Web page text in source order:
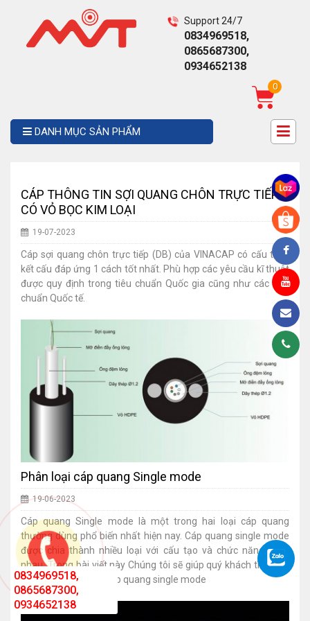
Support 24/7
0834969518,
0865687300,
0934652138
0
DANH MỤC SẢN PHẨM
CÁP THÔNG TIN SỢI QUANG CHÔN TRỰC TIẾP
CÓ VỎ BỌC KIM LOẠI
19-07-2023
Cáp sợi quang chôn trực tiếp (DB) của VINACAP có cấu trúc,
kết cấu đáp ứng 1 cách tốt nhất. Phù hợp các yêu cầu kĩ thuật
được quy định trong tiêu chuẩn Quốc gia cũng như các tiêu
chuẩn Quốc tế.
Phân loại cáp quang Single mode
19-06-2023
Cáp quang Single mode là một trong hai loại cáp quang
thường dùng phổ biến nhất hiện nay. Cáp quang single mode
được chia thành nhiều loại với cấu tạo và chức năng khác
nhau. Trong bài viết này Chúng tôi sẽ giúp quý khách tìm hiểu
cũng như phân loại cáp quang single mode
0834 969 518
0834969518,
0865687300,
0934652138